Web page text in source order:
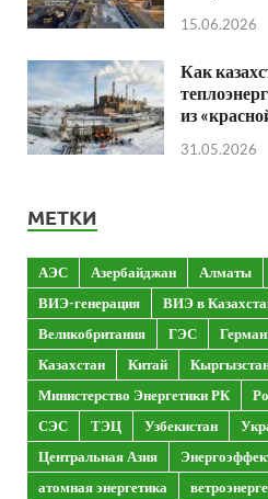
15.06.2026
Как
из
31.05.2026
МЕТКИ
АЭС Азербайджан Алматы
ВИЭ-генерация
ВИЭ в
Великобритания
ГЭС
Казахстан
Китай
Министерство Энергетики РК
СЭС
ТЭЦ Узбекистан
Центральная Азия
атомная энергетика